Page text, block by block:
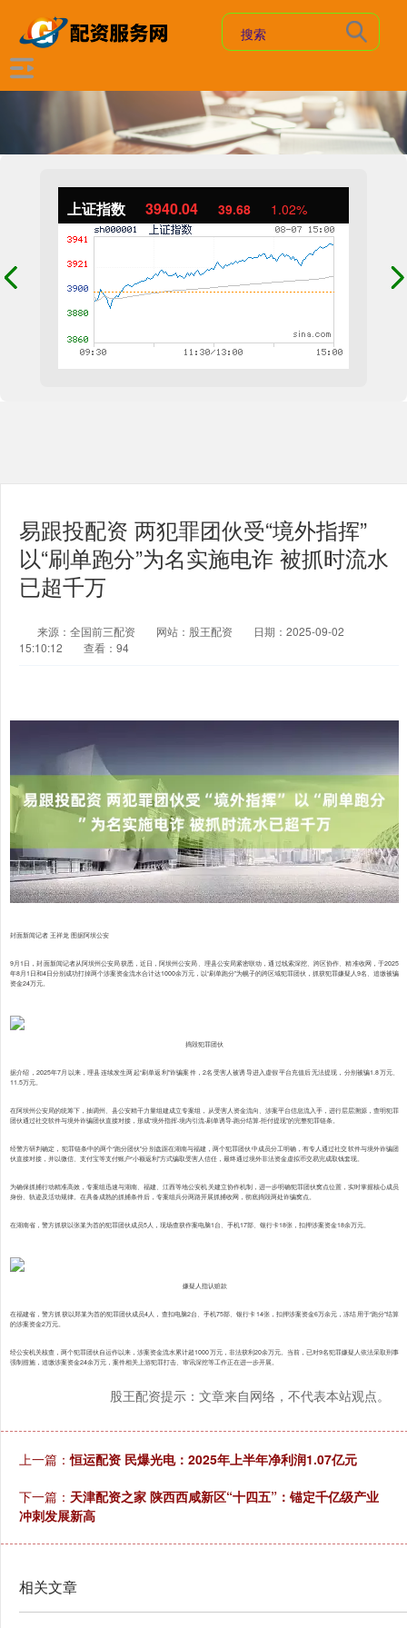
上证指数 3940.04 39.68 1.02%
易跟投配资 两犯罪团伙受“境外指挥”
以“刷单跑分”为名实施电诈 被抓时流水
已超千万
来源：全国前三配资 网站：股王配资
日期：2025-09-02
15:10:12
查看：94
封面新闻记者 王祥龙 图据阿坝公安
9月1日，封面新闻记者从阿坝州公安局获悉，近日，阿坝州公安局、理县公安局紧密联动，通过线索深挖、跨区协作、精准收网，于2025
年8月1日和4日分别成功打掉两个涉案资金流水合计达1000余万元，以“刷单跑分”为幌子的跨区域犯罪团伙，抓获犯罪嫌疑人9名、追缴被骗
资金24万元。
捣毁犯罪团伙
据介绍，2025年7月以来，理县连续发生两起“刷单返利”诈骗案件，2名受害人被诱导进入虚假平台充值后无法提现，分别被骗1.8万元、
11.5万元。
在阿坝州公安局的统筹下，抽调州、县公安精干力量组建成立专案组，从受害人资金流向、涉案平台信息流入手，进行层层溯源，查明犯罪
团伙通过社交软件与境外诈骗团伙直接对接，形成“境外指挥-境内引流-刷单诱导-跑分结算-拒付提现”的完整犯罪链条。
经警方研判确定，犯罪链条中的两个“跑分团伙”分别盘踞在湖南与福建，两个犯罪团伙中成员分工明确，有专人通过社交软件与境外诈骗团
伙直接对接，并以微信、支付宝等支付账户“小额返利”方式骗取受害人信任，最终通过境外非法资金虚拟币交易完成取钱套现。
为确保抓捕行动精准高效，专案组迅速与湖南、福建、江西等地公安机关建立协作机制，进一步明确犯罪团伙窝点位置，实时掌握核心成员
身份、轨迹及活动规律。在具备成熟的抓捕条件后，专案组兵分两路开展抓捕收网，彻底捣毁两处诈骗窝点。
在湖南省，警方抓获以张某为首的犯罪团伙成员5人，现场查获作案电脑1台、手机17部、银行卡18张，扣押涉案资金18余万元。
嫌疑人指认赃款
在福建省，警方抓获以郑某为首的犯罪团伙成员4人，查扣电脑2台、手机75部、银行卡14张，扣押涉案资金6万余元，冻结用于“跑分”结算
的涉案资金2万元。
经公安机关核查，两个犯罪团伙自运作以来，涉案资金流水累计超1000万元，非法获利20余万元。当前，已对9名犯罪嫌疑人依法采取刑事
强制措施，追缴涉案资金24余万元，案件相关上游犯罪打击、审讯深挖等工作正在进一步开展。
股王配资提示：文章来自网络，不代表本站观点。
上一篇：恒运配资 民爆光电：2025年上半年净利润1.07亿元
下一篇： 天津配资之家 陕西西咸新区“十四五”：锚定千亿级产业
冲刺发展新高
相关文章